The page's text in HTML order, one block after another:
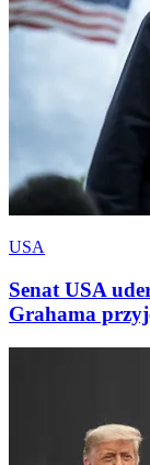
USA
Senat USA
Grahama